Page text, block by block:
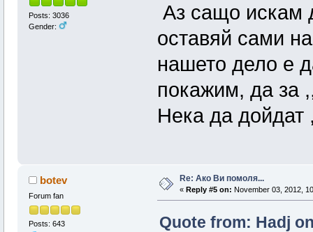
Posts: 3036
Gender:
Аз сащо искам
оставяй сами
нашето дело е
покажим, да за
Нека да дойдат
botev
Forum fan
Posts: 643
Re: Ако Ви помоля...
« Reply #5 on: November 03, 2012,
Quote from: Hadj